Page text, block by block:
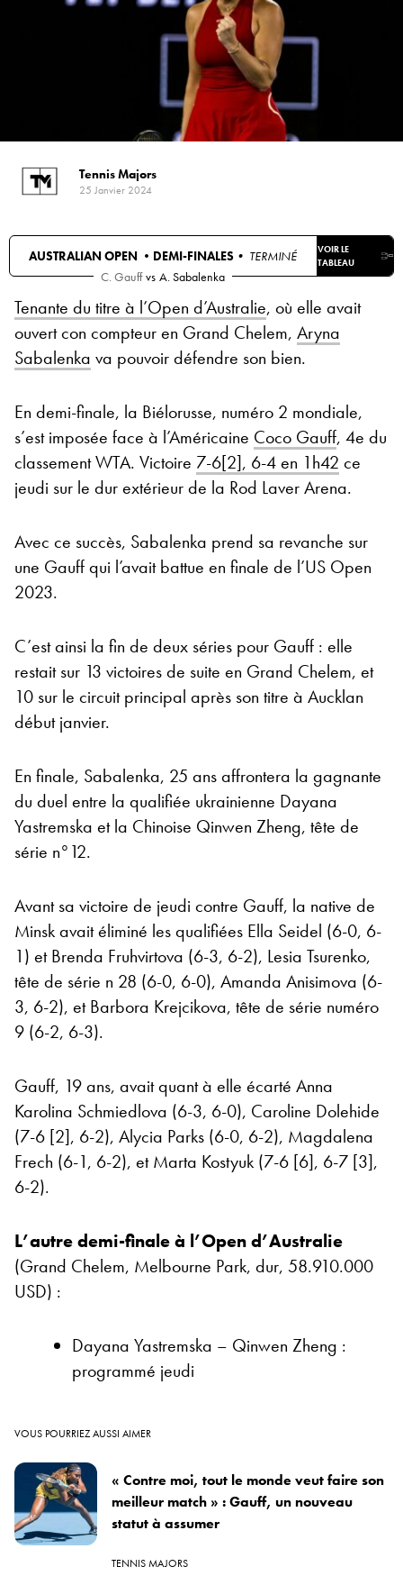
Tennis Majors
25 Janvier 2024
AUSTRALIAN OPEN • DEMI-FINALES • TERMINÉ
VOIR LE
TABLEAU
C. Gauff vs A. Sabalenka
Tenante du titre à l’Open d’Australie, où elle avait
ouvert con compteur en Grand Chelem, Aryna
Sabalenka va pouvoir défendre son bien.
En demi-finale, la Biélorusse, numéro 2 mondiale,
s’est imposée face à l’Américaine Coco Gauff, 4e du
classement WTA. Victoire 7-6[2], 6-4 en 1h42 ce
jeudi sur le dur extérieur de la Rod Laver Arena.
Avec ce succès, Sabalenka prend sa revanche sur
une Gauff qui l’avait battue en finale de l’US Open
2023.
C’est ainsi la fin de deux séries pour Gauff : elle
restait sur 13 victoires de suite en Grand Chelem, et
10 sur le circuit principal après son titre à Aucklan
début janvier.
En finale, Sabalenka, 25 ans affrontera la gagnante
du duel entre la qualifiée ukrainienne Dayana
Yastremska et la Chinoise Qinwen Zheng, tête de
série n°12.
Avant sa victoire de jeudi contre Gauff, la native de
Minsk avait éliminé les qualifiées Ella Seidel (6-0, 6-
1) et Brenda Fruhvirtova (6-3, 6-2), Lesia Tsurenko,
tête de série n 28 (6-0, 6-0), Amanda Anisimova (6-
3, 6-2), et Barbora Krejcikova, tête de série numéro
9 (6-2, 6-3).
Gauff, 19 ans, avait quant à elle écarté Anna
Karolina Schmiedlova (6-3, 6-0), Caroline Dolehide
(7-6 [2], 6-2), Alycia Parks (6-0, 6-2), Magdalena
Frech (6-1, 6-2), et Marta Kostyuk (7-6 [6], 6-7 [3],
6-2).
L’autre demi-finale à l’Open d’Australie
(Grand Chelem, Melbourne Park, dur, 58.910.000
USD) :
Dayana Yastremska – Qinwen Zheng :
programmé jeudi
VOUS POURRIEZ AUSSI AIMER
« Contre moi, tout le monde veut faire son
meilleur match » : Gauff, un nouveau
statut à assumer
TENNIS MAJORS